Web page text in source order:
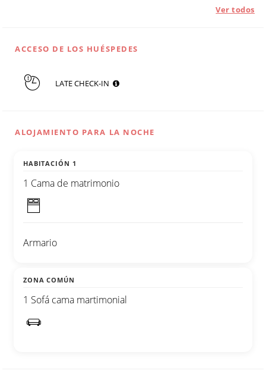
Ver todos
ACCESO DE LOS HUÉSPEDES
LATE CHECK-IN
ALOJAMIENTO PARA LA NOCHE
HABITACIÓN 1
1 Cama de matrimonio
Armario
ZONA COMÚN
1 Sofá cama martimonial